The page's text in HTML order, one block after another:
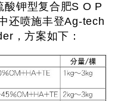
酸钾型复合肥S O P
还喷施丰登Ag-tech
，方案如下：